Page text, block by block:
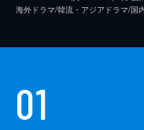
海外ドラマ/韓流・アジアドラマ/国
01